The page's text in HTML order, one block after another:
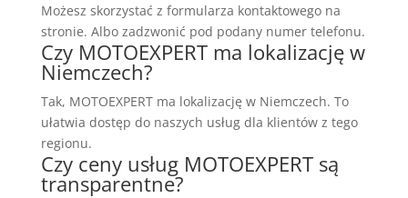
Możesz skorzystać z formularza kontaktowego na
stronie. Albo zadzwonić pod podany numer telefonu.
Czy MOTOEXPERT ma lokalizację w
Niemczech?
Tak, MOTOEXPERT ma lokalizację w Niemczech. To
ułatwia dostęp do naszych usług dla klientów z tego
regionu.
Czy ceny usług MOTOEXPERT są
transparentne?